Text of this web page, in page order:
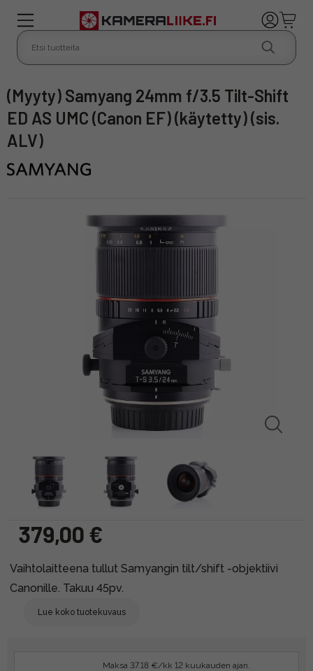
(Myyty) Samyang 24mm f/3.5 Tilt-Shift
ED AS UMC (Canon EF) (käytetty) (sis.
ALV)
379,00 €
Vaihtolaitteena tullut Samyangin tilt/shift -objektiivi
Canonille. Takuu 45pv.
Lue koko tuotekuvaus
Maksa 37.18 €/kk 12 kuukauden ajan.